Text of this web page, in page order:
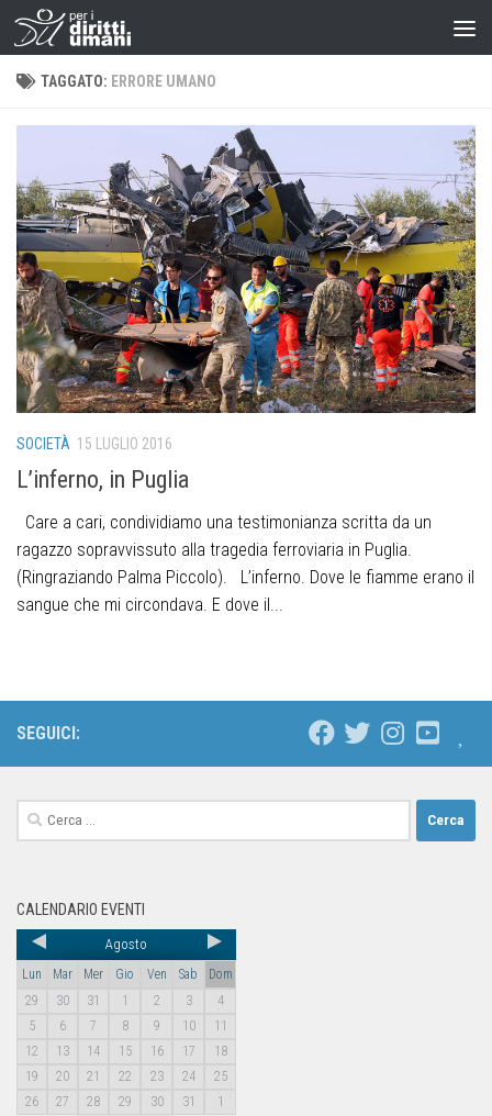
TAGGATO: ERRORE UMANO
SOCIETÀ 15 LUGLIO 2016
L’inferno, in Puglia
Care a cari, condividiamo una testimonianza scritta da un
ragazzo sopravvissuto alla tragedia ferroviaria in Puglia.
(Ringraziando Palma Piccolo). L’inferno. Dove le fiamme erano il
sangue che mi circondava. E dove il...
SEGUICI:
CALENDARIO EVENTI
Agosto
Lun Mar Mer Gio Ven Sab
Dom
29
30 31 1 2 3
4
5
6 7 8 9 10
11
12
13 14 15 16 17
18
19
20 21 22 23 24
25
26
27 28 29 30 31 1